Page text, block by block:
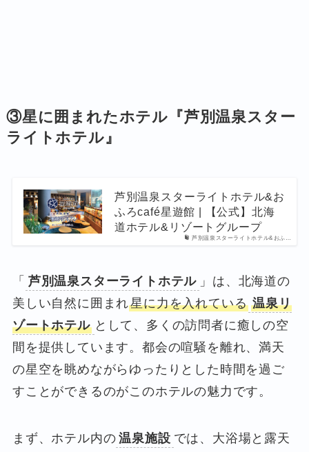
③星に囲まれたホテル『芦別温泉スター
ライトホテル』
芦別温泉スターライトホテル&おふ…
芦別温泉スターライトホテル&お
ふろcafé星遊館 | 【公式】北海
道ホテル&リゾートグループ
「 芦別温泉スターライトホテル 」は、北海道の
美しい自然に囲まれ星に力を入れている 温泉リ
ゾートホテル として、多くの訪問者に癒しの空
間を提供しています。都会の喧騒を離れ、満天
の星空を眺めながらゆったりとした時間を過ご
すことができるのがこのホテルの魅力です。
まず、ホテル内の 温泉施設 では、大浴場と露天